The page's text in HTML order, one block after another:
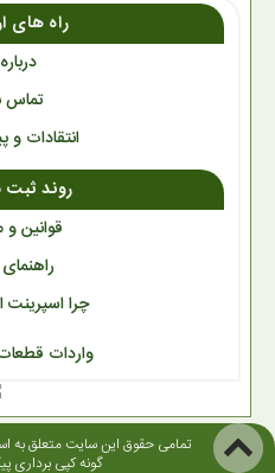
راه های
تماس
انتقادات و
روند
قوانین و
چرا اسپرینت
واردات
تمامی حقوق این سایت متعلق به
گونه کپی برداری